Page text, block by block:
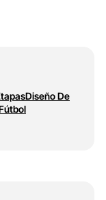
Diseño De